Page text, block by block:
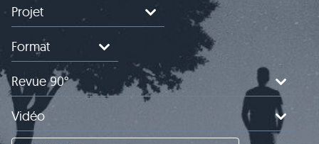
Projet
Format
Revue 90°
Vidéo